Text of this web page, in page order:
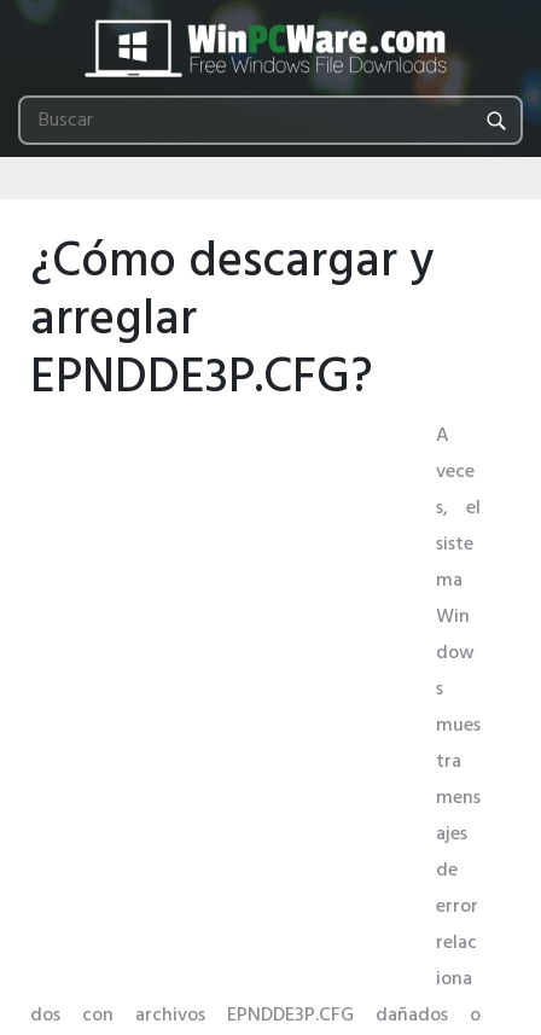
¿Cómo descargar y
arreglar
EPNDDE3P.CFG?
A
vece
s, el
siste
ma
Win
dow
s
mues
tra
mens
ajes
de
error
relac
iona
dos con archivos EPNDDE3P.CFG dañados o